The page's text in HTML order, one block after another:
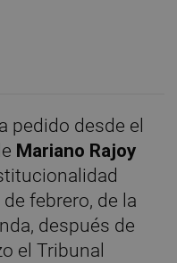
pedido desde el
Mariano Rajoy
febrero, de la
después de
el Tribunal